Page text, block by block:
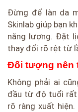
Đừng để làn da
Skinlab giúp bạn
năng lượng. Đặt
thay đổi rõ rệt từ
Đối tượng nên
Không phải ai
đầu từ độ tuổi rất
rõ ràng xuất